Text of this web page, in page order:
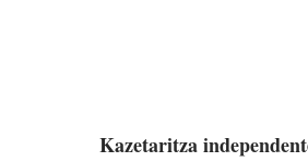
Kazetaritza